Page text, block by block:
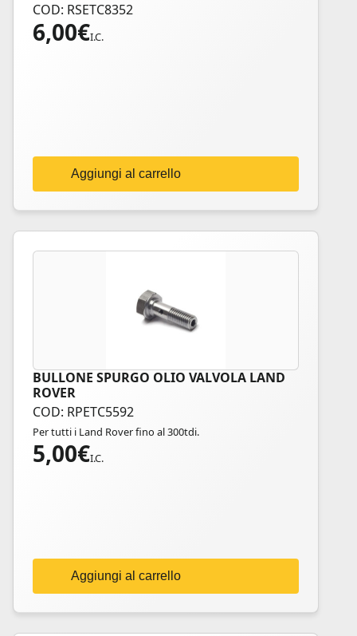
COD: RSETC8352
6,00€I.C.
Aggiungi al carrello
BULLONE SPURGO OLIO VALVOLA LAND
ROVER
COD: RPETC5592
Per tutti i Land Rover fino al 300tdi.
5,00€I.C.
Aggiungi al carrello